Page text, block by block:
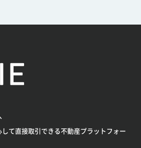
して直接取引できる不動産プラットフォー